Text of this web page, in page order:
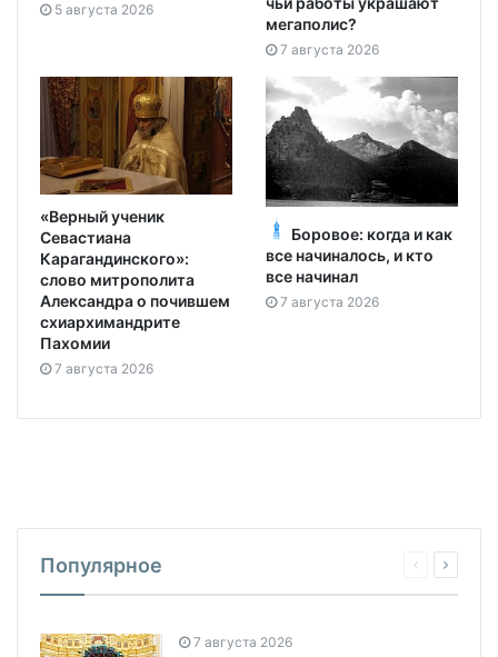
5 августа 2026
мегаполис?
7 августа 2026
«Верный ученик
Севастиана
Карагандинского»:
слово митрополита
Александра о почившем
схиархимандрите
Пахомии
7 августа 2026
Боровое: когда и как
все начиналось, и кто
все начинал
7 августа 2026
Популярное
7 августа 2026